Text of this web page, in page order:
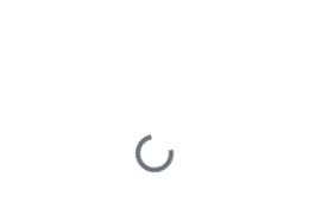
Loading...